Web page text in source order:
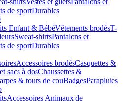
shirtsVestes et giletsPantalons et
de sportDurables
Enfant & BébéVêtements brodésT-
Sweat-shirtsPantalons et
de sportDurables
Accessoires brodésCasquettes &
sacs à dosChaussettes &
& tours de couBadgesParapluies
Accessoires Animaux de